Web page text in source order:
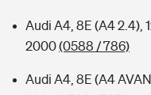
Audi A4, 8E (A4 2.4),
2000(0588 / 786)
Audi A4, 8E (A4